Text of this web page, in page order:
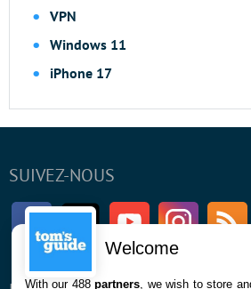
VPN
Windows 11
iPhone 17
SUIVEZ-NOUS
FacebookTwitter Youtube
Welcome
With our 488partners , we wish to store